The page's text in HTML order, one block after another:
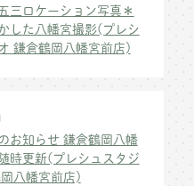
三ロケーション写真＊
した八幡宮撮影(プレシ
鎌倉鶴岡八幡宮前店)
お知らせ 鎌倉鶴岡八幡
時更新(プレシュスタジ
八幡宮前店)